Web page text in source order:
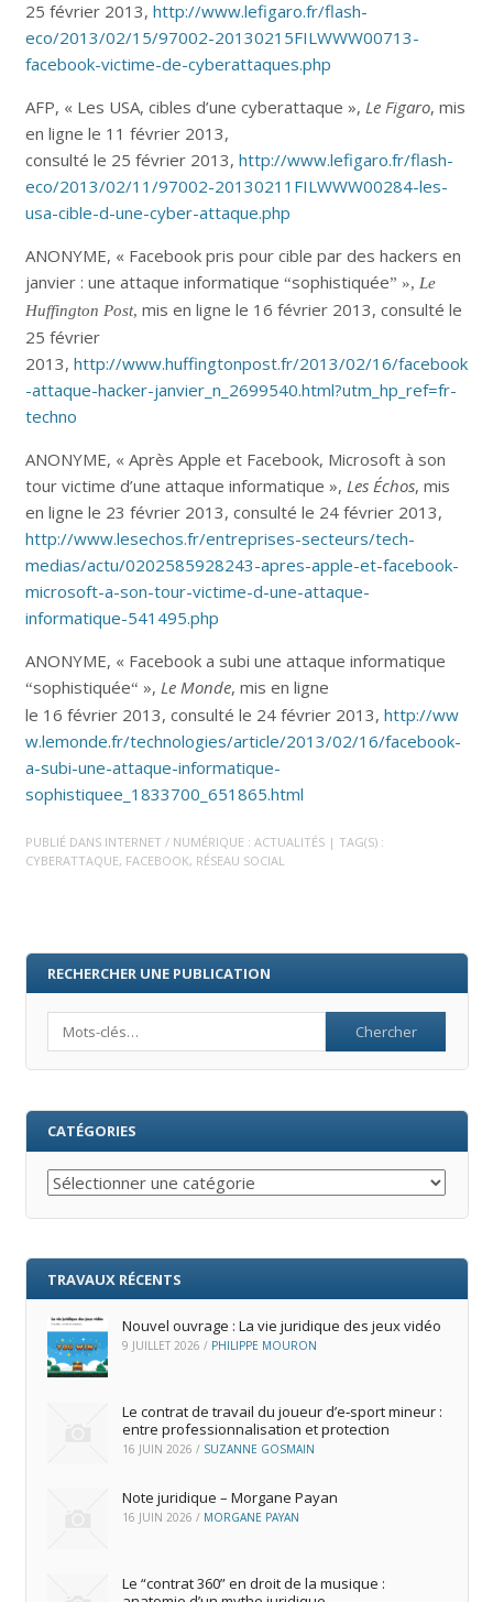
25 février 2013, http://www.lefigaro.fr/flash-
eco/2013/02/15/97002-20130215FILWWW00713-
facebook-victime-de-cyberattaques.php
AFP, « Les USA, cibles d’une cyberattaque », Le Figaro, mis
en ligne le 11 février 2013,
consulté le 25 février 2013, http://www.lefigaro.fr/flash-
eco/2013/02/11/97002-20130211FILWWW00284-les-
usa-cible-d-une-cyber-attaque.php
ANONYME, « Facebook pris pour cible par des hackers en
janvier : une attaque informatique “sophistiquée” », Le
Huffington Post, mis en ligne le 16 février 2013, consulté le
25 février
2013, http://www.huffingtonpost.fr/2013/02/16/facebook
-attaque-hacker-janvier_n_2699540.html?utm_hp_ref=fr-
techno
ANONYME, « Après Apple et Facebook, Microsoft à son
tour victime d’une attaque informatique », Les Échos, mis
en ligne le 23 février 2013, consulté le 24 février 2013,
http://www.lesechos.fr/entreprises-secteurs/tech-
medias/actu/0202585928243-apres-apple-et-facebook-
microsoft-a-son-tour-victime-d-une-attaque-
informatique-541495.php
ANONYME, « Facebook a subi une attaque informatique
“sophistiquée“ », Le Monde, mis en ligne
le 16 février 2013, consulté le 24 février 2013, http://ww
w.lemonde.fr/technologies/article/2013/02/16/facebook-
a-subi-une-attaque-informatique-
sophistiquee_1833700_651865.html
PUBLIÉ DANS INTERNET / NUMÉRIQUE : ACTUALITÉS | TAG(S) :
CYBERATTAQUE, FACEBOOK, RÉSEAU SOCIAL
RECHERCHER UNE PUBLICATION
CATÉGORIES
Catégories
TRAVAUX RÉCENTS
Nouvel ouvrage : La vie juridique des jeux vidéo
9 JUILLET 2026 / PHILIPPE MOURON
Le contrat de travail du joueur d’e‑sport mineur :
entre professionnalisation et protection
16 JUIN 2026 / SUZANNE GOSMAIN
Note juridique – Morgane Payan
16 JUIN 2026 / MORGANE PAYAN
Le “contrat 360” en droit de la musique :